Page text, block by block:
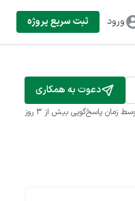
ورود ثبت سریع پروژه
دعوت به همکاری
زمان پاسخ‌گویی بیش از ۳ روز